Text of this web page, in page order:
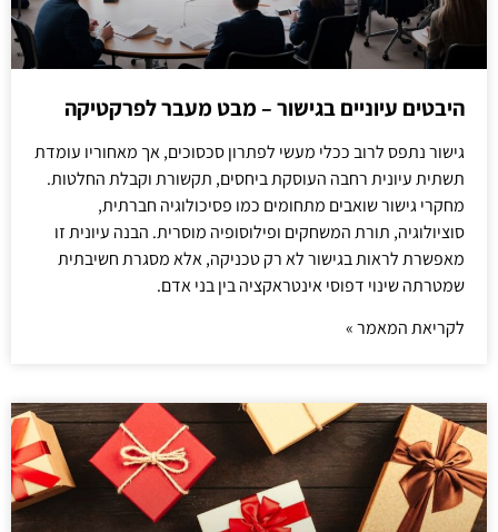
היבטים עיוניים בגישור – מבט מעבר לפרקטיקה
גישור נתפס לרוב ככלי מעשי לפתרון סכסוכים, אך מאחוריו עומדת
תשתית עיונית רחבה העוסקת ביחסים, תקשורת וקבלת החלטות.
מחקרי גישור שואבים מתחומים כמו פסיכולוגיה חברתית,
סוציולוגיה, תורת המשחקים ופילוסופיה מוסרית. הבנה עיונית זו
מאפשרת לראות בגישור לא רק טכניקה, אלא מסגרת חשיבתית
שמטרתה שינוי דפוסי אינטראקציה בין בני אדם.
לקריאת המאמר »